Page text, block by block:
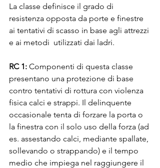
La classe definisce il grado di
resistenza opposta da porte e finestre
ai tentativi di scasso in base agli attrezzi
e ai metodi  utilizzati dai ladri.
RC 1: Componenti di questa classe
presentano una protezione di base
contro tentativi di rottura con violenza
fisica calci e strappi. Il delinquente
occasionale tenta di forzare la porta o
la finestra con il solo uso della forza (ad
es. assestando calci, mediante spallate,
sollevando o strappando) e il tempo
medio che impiega nel raggiungere il